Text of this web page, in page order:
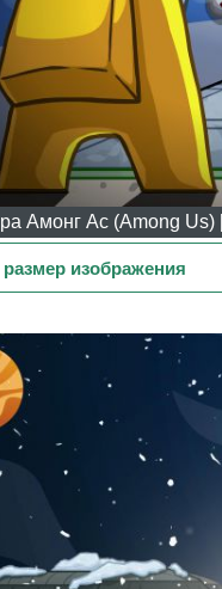
Амонг Ас (Among Us)